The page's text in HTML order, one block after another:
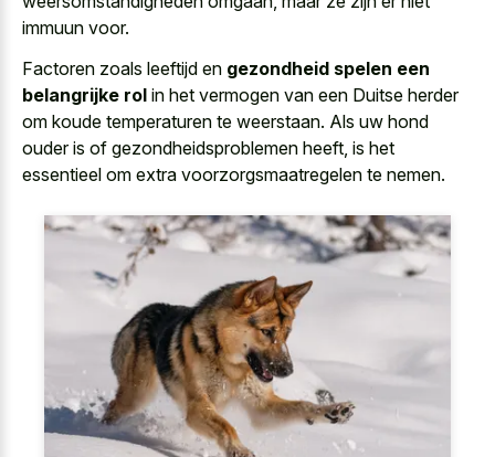
immuun voor.
Factoren zoals leeftijd en gezondheid spelen een
belangrijke rol in het vermogen van een Duitse herder
om koude temperaturen te weerstaan. Als uw hond
ouder is of gezondheidsproblemen heeft, is het
essentieel om extra voorzorgsmaatregelen te nemen.